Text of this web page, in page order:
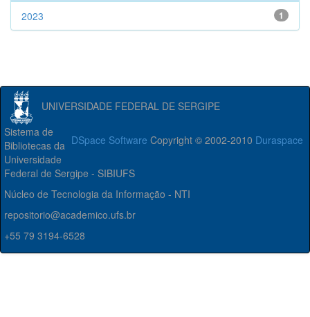
1
2023
UNIVERSIDADE FEDERAL DE SERGIPE
DSpace Software Copyright © 2002-2010 Duraspace
Sistema de
Bibliotecas da
Universidade
Federal de Sergipe - SIBIUFS
Núcleo de Tecnologia da Informação - NTI
repositorio@academico.ufs.br
+55 79 3194-6528